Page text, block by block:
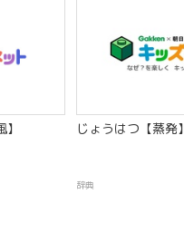
じょうはつ【蒸発】
辞典